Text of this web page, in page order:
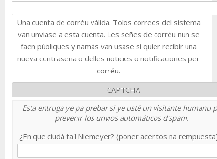
Una cuenta de corréu válida. Tolos correos del sistema
van unviase a esta cuenta. Les señes de corréu nun se
faen públiques y namás van usase si quier recibir una
nueva contraseña o delles noticies o notificaciones per
corréu.
CAPTCHA
Esta entruga ye pa prebar si ye usté un visitante humanu
prevenir los unvios automáticos d'spam.
¿En que ciudá ta'l Niemeyer? (poner acentos na